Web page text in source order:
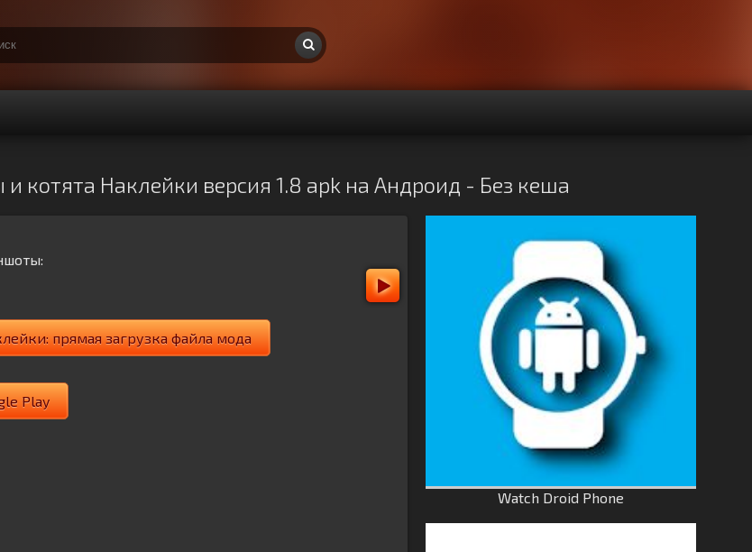
котята Наклейки версия 1.8 apk на Андроид - Без кеша
прямая загрузка файла мода
Play
Watch Droid Phone